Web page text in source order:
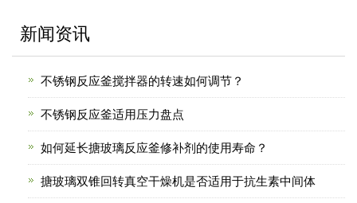
新闻资讯
不锈钢反应釜搅拌器的转速如何调节？
不锈钢反应釜适用压力盘点
如何延长搪玻璃反应釜修补剂的使用寿命？
搪玻璃双锥回转真空干燥机是否适用于抗生素中间体